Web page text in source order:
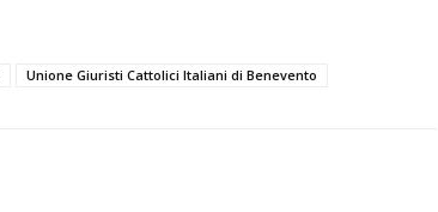
Unione Giuristi Cattolici Italiani di Benevento